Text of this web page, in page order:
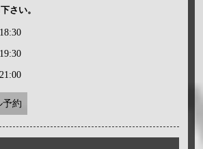
さい。
18:30
19:30
21:00
予約